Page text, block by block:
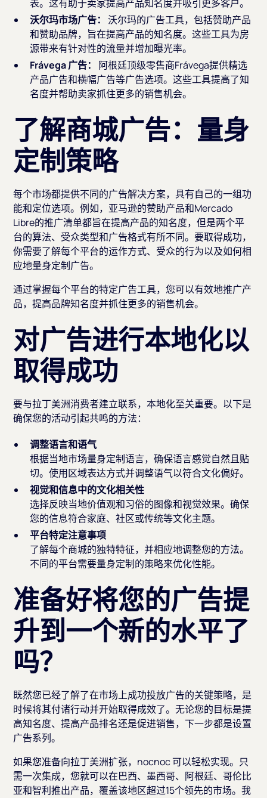
表。这有助于卖家提高产品知名度并吸引更多客户。
沃尔玛市场广告： 沃尔玛的广告工具，包括赞助产品
和赞助品牌，旨在提高产品的知名度。这些工具为房
源带来有针对性的流量并增加曝光率。
Frávega 广告：
阿根廷顶级零售商Frávega提供精选
产品广告和横幅广告等广告选项。这些工具提高了知
名度并帮助卖家抓住更多的销售机会。
了解商城广告：量身
定制策略
每个市场都提供不同的广告解决方案，具有自己的一组功
能和定位选项。例如，亚马逊的赞助产品和Mercado
Libre的推广清单都旨在提高产品的知名度，但是两个平
台的算法、受众类型和广告格式有所不同。要取得成功，
你需要了解每个平台的运作方式、受众的行为以及如何相
应地量身定制广告。
通过掌握每个平台的特定广告工具，您可以有效地推广产
品，提高品牌知名度并抓住更多的销售机会。
对广告进行本地化以
取得成功
要与拉丁美洲消费者建立联系，本地化至关重要。以下是
确保您的活动引起共鸣的方法：
调整语言和语气
根据当地市场量身定制语言，确保语言感觉自然且贴
切。使用区域表达方式并调整语气以符合文化偏好。
视觉和信息中的文化相关性
选择反映当地价值观和习俗的图像和视觉效果。确保
您的信息符合家庭、社区或传统等文化主题。
平台特定注意事项
了解每个商城的独特特征，并相应地调整您的方法。
不同的平台需要量身定制的策略来优化性能。
准备好将您的广告提
升到一个新的水平了
吗？
既然您已经了解了在市场上成功投放广告的关键策略，是
时候将其付诸行动并开始取得成效了。无论您的目标是提
高知名度、提高产品排名还是促进销售，下一步都是设置
广告系列。
如果您准备向拉丁美洲扩张，nocnoc 可以轻松实现。只
需一次集成，您就可以在巴西、墨西哥、阿根廷、哥伦比
亚和智利推出产品，覆盖该地区超过15个领先的市场。我